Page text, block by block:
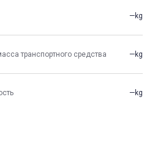
—kg
транспортного средства —kg
—kg